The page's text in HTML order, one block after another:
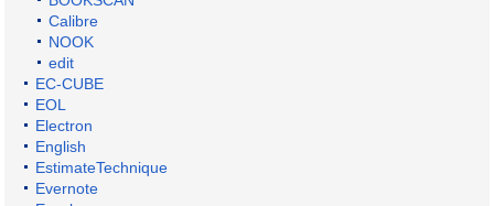
Calibre
NOOK
edit
EC-CUBE
EOL
Electron
English
EstimateTechnique
Evernote